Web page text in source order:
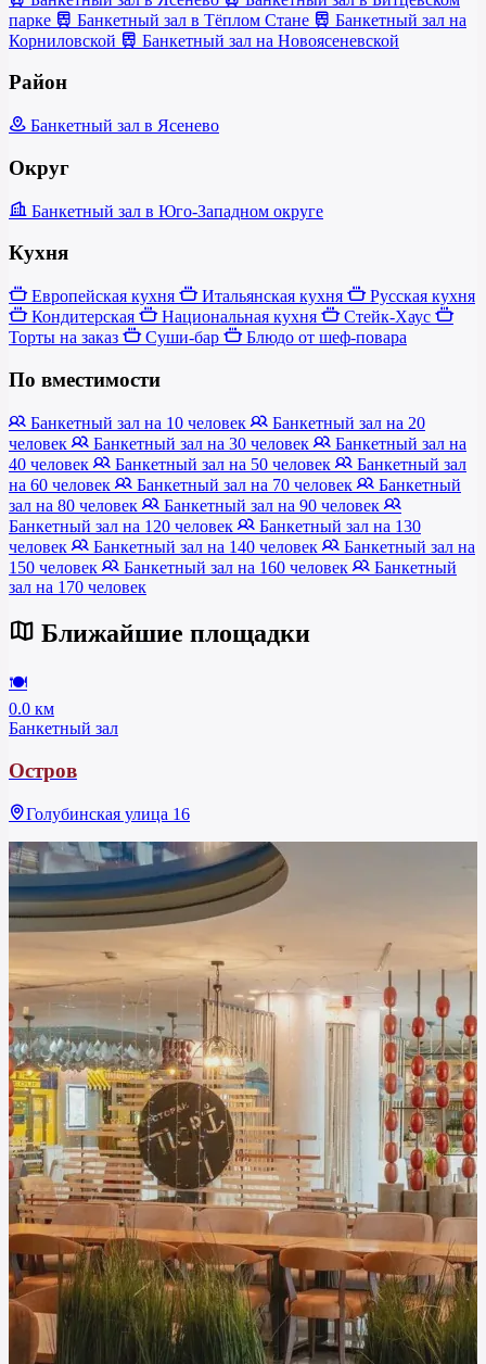
парке
Банкетный зал в Тёплом Стане
Банкетный зал на
Корниловской
Банкетный зал на Новоясеневской
Район
Банкетный зал в Ясенево
Округ
Банкетный зал в Юго-Западном округе
Кухня
Европейская кухня Итальянская кухня
Русская кухня
Кондитерская
Национальная кухня
Стейк-Хаус
Торты на заказ
Суши-бар Блюдо от шеф-повара
По вместимости
Банкетный зал на 10 человек
Банкетный зал на 20
человек
Банкетный зал на 30 человек
Банкетный зал на
40 человек
Банкетный зал на 50 человек
Банкетный зал
на 60 человек
Банкетный зал на 70 человек
Банкетный
зал на 80 человек
Банкетный зал на 90 человек
Банкетный зал на 120 человек
Банкетный зал на 130
человек
Банкетный зал на 140 человек
Банкетный зал на
150 человек
Банкетный зал на 160 человек
Банкетный
зал на 170 человек
Ближайшие площадки
🍽
0.0 км
Банкетный зал
Остров
Голубинская улица 16